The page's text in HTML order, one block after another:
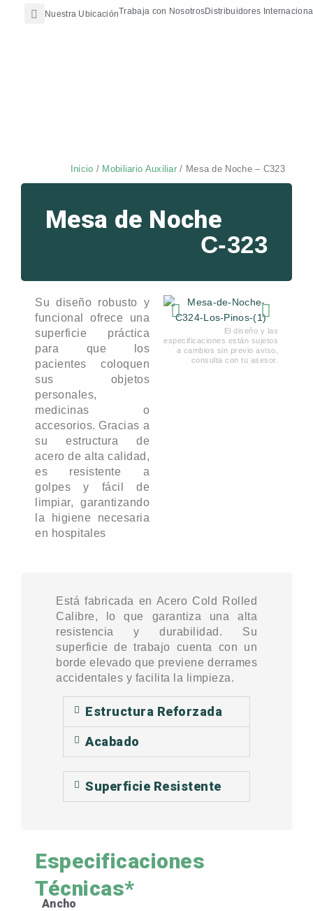
contenido
Nuestra UbicaciónTrabaja con NosotrosDistribuidores
Search
Inicio / Mobiliario Auxiliar / Mesa de Noche – C323
Mesa de Noche
C-323
Su diseño robusto y
funcional ofrece una
superficie práctica
para que los
pacientes coloquen
sus objetos
personales,
medicinas o
accesorios. Gracias a
su estructura de
acero de alta calidad,
es resistente a
golpes y fácil de
limpiar, garantizando
la higiene necesaria
en hospitales
El diseño y las
especificaciones están sujetos
a cambios sin previo aviso,
consulta con tu asesor.
Está fabricada en Acero Cold Rolled
Calibre, lo que garantiza una alta
resistencia y durabilidad. Su
superficie de trabajo cuenta con un
borde elevado que previene derrames
accidentales y facilita la limpieza.
Estructura Reforzada
Acabado
Superficie Resistente
Especificaciones
Técnicas*
Ancho